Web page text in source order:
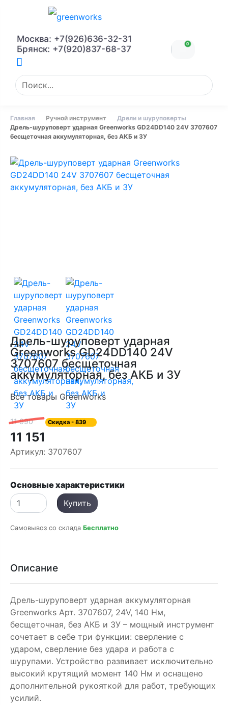
Москва: +7(926)636-32-31
Брянск: +7(920)837-68-37
0
Главная Ручной инструмент
Дрели и шуруповерты
Дрель-шуруповерт ударная Greenworks GD24DD140 24V 3707607
бесщеточная аккумуляторная, без АКБ и ЗУ
Дрель-шуруповерт ударная
Greenworks GD24DD140 24V
3707607 бесщеточная
аккумуляторная, без АКБ и ЗУ
Все товары Greenworks
11 990 Скидка - 839
11 151
Артикул: 3707607
Основные характеристики
Купить
Самовывоз со склада Бесплатно
Описание
Дрель-шуруповерт ударная аккумуляторная
Greenworks Арт. 3707607, 24V, 140 Нм,
бесщеточная, без АКБ и ЗУ – мощный инструмент
сочетает в себе три функции: сверление с
ударом, сверление без удара и работа с
шурупами. Устройство развивает исключительно
высокий крутящий момент 140 Нм и оснащено
дополнительной рукояткой для работ, требующих
усилий.